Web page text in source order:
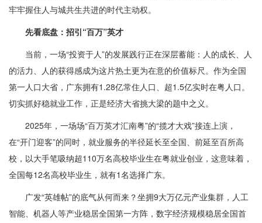
牢牢握住人与城共生共进的时代主动权。
先看底盘：招引“百万”英才
当前，一场“投资于人”的发展践行正在深层蓄能：人的成长、人
的活力、人的获得感成为这片热土更为在意的价值标尺。作为全国
第一人口大省，广东拥有1.28亿常住人口、超1.5亿实时在粤人口。
切实抓好稳就业工作，正是经济大省挑大梁的题中之义。
2025年，一场场“百万英才汇南粤”的“揽才大戏”接连上演，
在“开门迎客”的同时，就业服务的半径延长至全国、前延至百所高
校，以大手笔吸纳超110万名高校毕业生在粤就业创业，这意味着，
全国每12名高校毕业生，就有1名选择广东。
广发“英雄帖”的底气从何而来？坐拥9大万亿元产业集群，人工
智能、机器人等产业稳居全国第一方阵，数字经济规模稳居全国首